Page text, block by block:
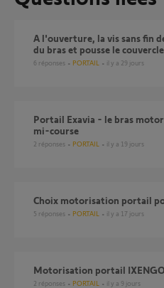
A l'ouverture, la vis sans fin de l'un des bras EXAVIA sort
du bras et pousse le
6 réponses PORTAIL il y a 29 jours
Portail Exavia - le bras motorisé M1 touche le portail à
mi-course
2 réponses PORTAIL il y a 19 jours
Choix motorisation portail
5 réponses PORTAIL il y a 17 jours
Motorisation portail
2 réponses PORTAIL il y a 9 jours